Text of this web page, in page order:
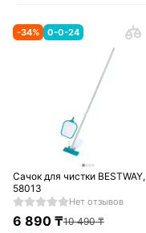
-34% 0-0-24
Cачок для чистки BESTWAY,
58013
Нет отзывов
6 890₸10 490₸